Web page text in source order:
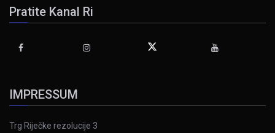
Pratite Kanal Ri
IMPRESSUM
Trg Riječke rezolucije 3